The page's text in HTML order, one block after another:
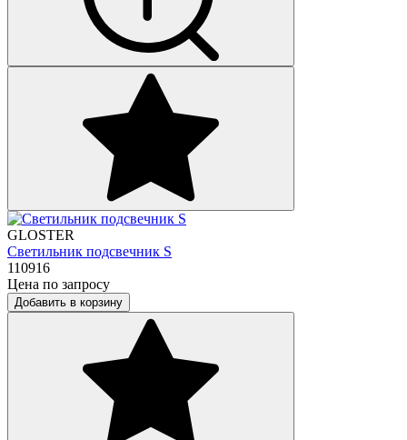
GLOSTER
Светильник подсвечник S
110916
Цена по запросу
Добавить в корзину